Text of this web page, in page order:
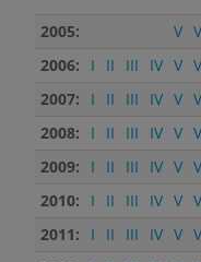
2005: V
2006:
I II III IV V
2007:
I II III IV V
2008:
I II III IV V
2009:
I II III IV V
2010:
I II III IV V
2011:
I II III IV V